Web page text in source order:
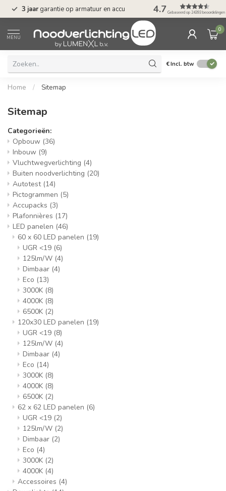
3 jaar garantie op armatuur en accu Gratis verzending
4.7 Gebaseerd op 24393 beoordelingen
MENU
0
€Incl. btw
Home / Sitemap
Sitemap
Categorieën:
Opbouw (36)
Inbouw (9)
Vluchtwegverlichting (4)
Buiten noodverlichting (20)
Autotest (14)
Pictogrammen (5)
Accupacks (3)
Plafonnières (17)
LED panelen (46)
60 x 60 LED panelen (19)
UGR <19 (6)
125lm/W (4)
Dimbaar (4)
Eco (13)
3000K (8)
4000K (8)
6500K (2)
120x30 LED panelen (19)
UGR <19 (8)
125lm/W (4)
Dimbaar (4)
Eco (14)
3000K (8)
4000K (8)
6500K (2)
62 x 62 LED panelen (6)
UGR <19 (2)
125lm/W (2)
Dimbaar (2)
Eco (4)
3000K (2)
4000K (4)
Accessoires (4)